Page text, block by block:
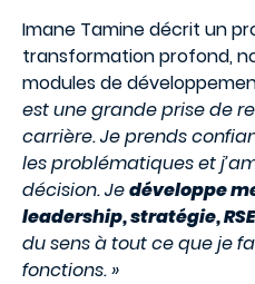
Imane Tamine décrit un
transformation profond,
modules de
est une grande prise de
carrière. Je prends
les problématiques et
décision. Jedéveloppe
leadership, stratégie,
du sens à tout ce que je
fonctions. »